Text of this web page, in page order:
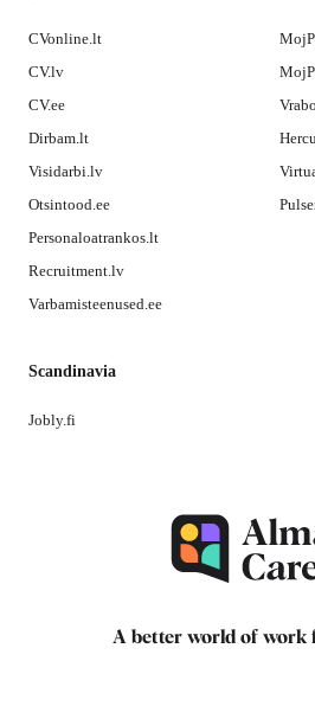
CVonline.lt
CV.lv
CV.ee
Dirbam.lt
Visidarbi.lv
Otsintood.ee
Personaloatrankos.lt
Recruitment.lv
Varbamisteenused.ee
Scandinavia
Jobly.fi
A better world of work